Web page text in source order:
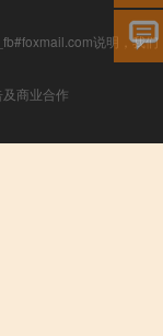
说明，我们
商业合作